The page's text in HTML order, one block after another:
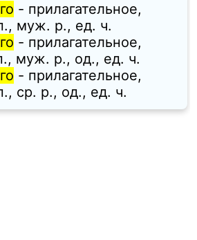
- прилагательное,
муж. p., ед. ч.
- прилагательное,
муж. p., од., ед. ч.
- прилагательное,
ср. p., од., ед. ч.